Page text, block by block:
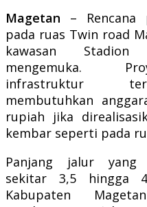
Magetan – Rencana
pada ruas Twin road
kawasan Stadion
mengemuka.
infrastruktur
membutuhkan
rupiah jika
kembar seperti pada
Panjang jalur yang
sekitar 3,5 hingga
Kabupaten